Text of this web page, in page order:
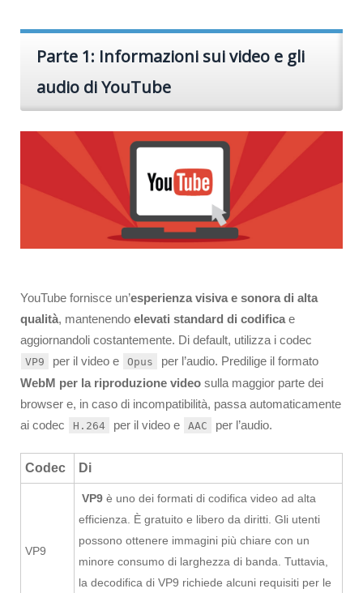
Parte 1: Informazioni sui video e gli
audio di YouTube
YouTube fornisce un’esperienza visiva e sonora di alta
qualità, mantenendo elevati standard di codifica e
aggiornandoli costantemente. Di default, utilizza i codec
VP9 per il video e Opus
per l’audio. Predilige il formato
WebM per la riproduzione video sulla maggior parte dei
browser e, in caso di incompatibilità, passa automaticamente
ai codec
H.264 per il video e AAC per l’audio.
Codec Di
VP9
VP9 è uno dei formati di codifica video ad alta
efficienza. È gratuito e libero da diritti. Gli utenti
possono ottenere immagini più chiare con un
minore consumo di larghezza di banda. Tuttavia,
la decodifica di VP9 richiede alcuni requisiti per le